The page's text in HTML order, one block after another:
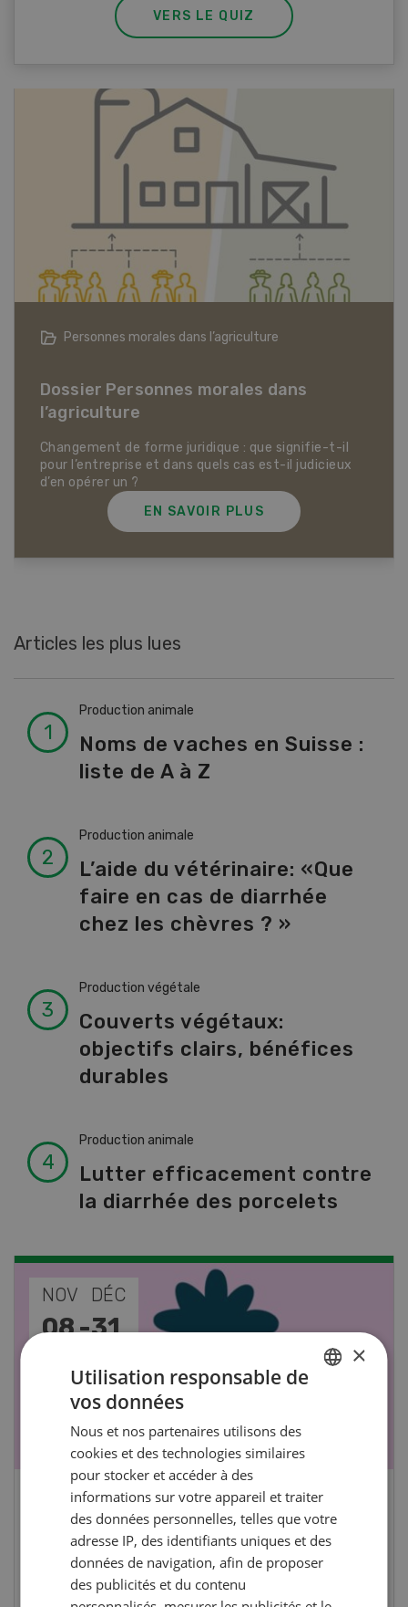
VERS LE QUIZ
Articles biologiques
Dossier Articles biologiques
EN SAVOIR PLUS
Articles les plus lues
Production animale
Noms de vaches en Suisse :
liste de A à Z
Production animale
L’aide du vétérinaire: «Que
faire en cas de diarrhée
chez les chèvres ? »
Production végétale
Couverts végétaux:
objectifs clairs, bénéfices
durables
Production animale
Lutter efficacement contre
la diarrhée des porcelets
NOV
17 -
JAN
26
Cours spécialisé Aquaculture
Vous élevez des poissons ou songez à le faire?
Ce cours vous équipe du savoir nécessaire. Si
vous effectuez aussi un stage pratique, votre
×
Utilisation responsable de
vos données
Nous et nos partenaires utilisons des
cookies et des technologies similaires
pour stocker et accéder à des
informations sur votre appareil et traiter
des données personnelles, telles que votre
adresse IP, des identifiants uniques et des
données de navigation, afin de proposer
des publicités et du contenu